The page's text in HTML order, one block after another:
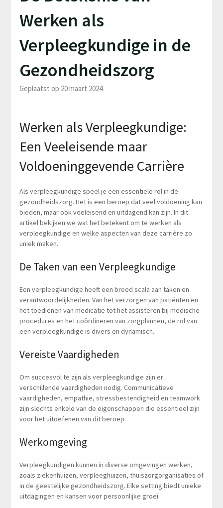
Werken als
Verpleegkundige in de
Gezondheidszorg
Geplaatst op 20 maart 2024
Werken als Verpleegkundige:
Een Veeleisende maar
Voldoeninggevende Carrière
Als verpleegkundige speel je een essentiële rol in de
gezondheidszorg. Het is een beroep dat veel voldoening kan
bieden, maar ook veeleisend en uitdagend kan zijn. In dit
artikel bekijken we wat het betekent om te werken als
verpleegkundige en welke aspecten van deze carrière zo
uniek maken.
De Taken van een Verpleegkundige
Een verpleegkundige heeft een breed scala aan taken en
verantwoordelijkheden. Van het verzorgen van patiënten en
het toedienen van medicatie tot het assisteren bij medische
procedures en het coördineren van zorgplannen, de rol van
een verpleegkundige is divers en dynamisch.
Vereiste Vaardigheden
Om succesvol te zijn als verpleegkundige zijn er
verschillende vaardigheden nodig. Communicatieve
vaardigheden, empathie, stressbestendigheid en teamwork
zijn slechts enkele van de eigenschappen die essentieel zijn
voor het uitoefenen van dit beroep.
Werkomgeving
Verpleegkundigen kunnen in diverse omgevingen werken,
zoals ziekenhuizen, verpleeghuizen, thuiszorgorganisaties of
in de geestelijke gezondheidszorg. Elke setting biedt unieke
uitdagingen en kansen voor persoonlijke groei.